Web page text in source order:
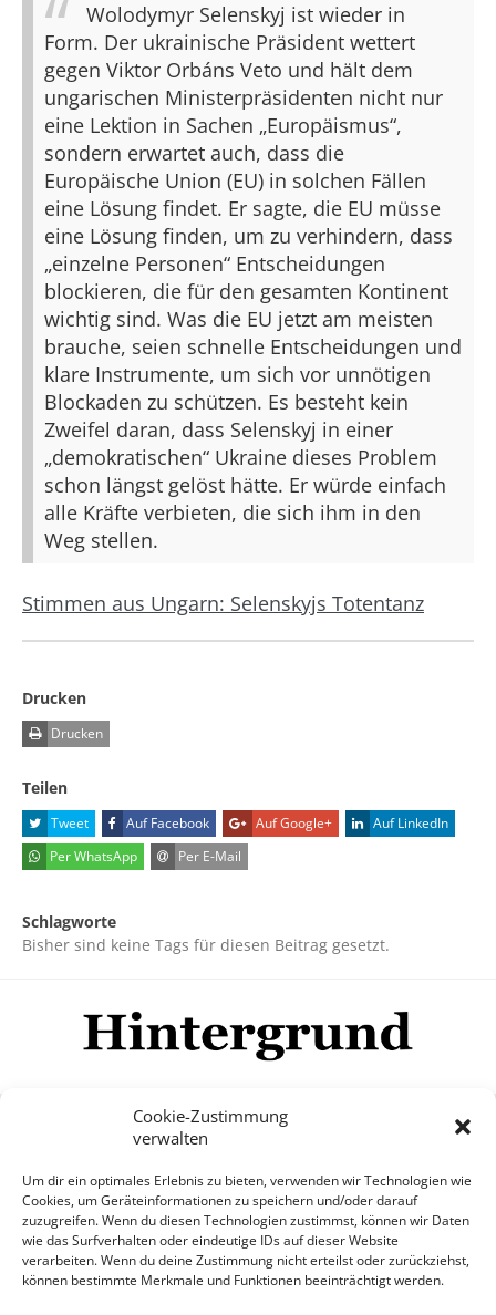
Cookie-Zustimmung
verwalten
Um dir ein optimales Erlebnis zu bieten, verwenden wir Technologien wie
Cookies, um Geräteinformationen zu speichern und/oder darauf
zuzugreifen. Wenn du diesen Technologien zustimmst, können wir Daten
wie das Surfverhalten oder eindeutige IDs auf dieser Website
verarbeiten. Wenn du deine Zustimmung nicht erteilst oder zurückziehst,
können bestimmte Merkmale und Funktionen beeinträchtigt werden.
Wolodymyr Selenskyj ist wieder in
Form. Der ukrainische Präsident wettert
gegen Viktor Orbáns Veto und hält dem
ungarischen Ministerpräsidenten nicht nur
eine Lektion in Sachen „Europäismus“,
sondern erwartet auch, dass die
Europäische Union (EU) in solchen Fällen
eine Lösung findet. Er sagte, die EU müsse
eine Lösung finden, um zu verhindern, dass
„einzelne Personen“ Entscheidungen
blockieren, die für den gesamten Kontinent
wichtig sind. Was die EU jetzt am meisten
brauche, seien schnelle Entscheidungen und
klare Instrumente, um sich vor unnötigen
Blockaden zu schützen. Es besteht kein
Zweifel daran, dass Selenskyj in einer
„demokratischen“ Ukraine dieses Problem
schon längst gelöst hätte. Er würde einfach
alle Kräfte verbieten, die sich ihm in den
Weg stellen.
Stimmen aus Ungarn: Selenskyjs Totentanz
Drucken
Drucken
Teilen
Tweet Auf Facebook Auf Google+
Auf LinkedIn
Per WhatsApp
Per E-Mail
Schlagworte
Bisher sind keine Tags für diesen Beitrag gesetzt.
Mehr
© Copyright Hintergrund.de, 2015 - 2026